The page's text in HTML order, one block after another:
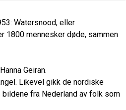
Watersnood, eller
1800 mennesker døde, sammen
Geiran.
Likevel gikk de nordiske
bildene fra Nederland av folk som